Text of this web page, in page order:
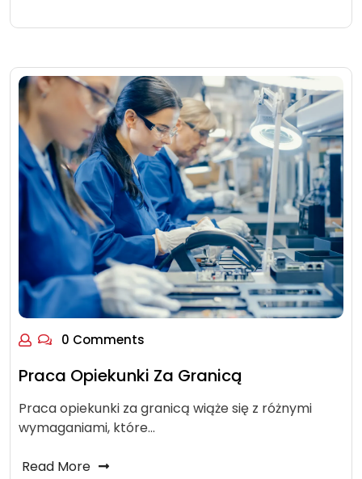
0 Comments
Praca Opiekunki Za Granicą
Praca opiekunki za granicą wiąże się z różnymi
wymaganiami, które…
Read More